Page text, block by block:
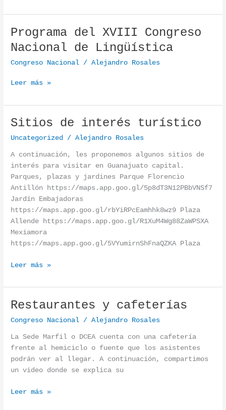
Programa del XVIII Congreso
Nacional de Lingüística
Congreso Nacional /Alejandro Rosales
Programa del XVIII Congreso Nacional de Lingüística
Leer más »
Sitios de interés turístico
Uncategorized /Alejandro Rosales
A continuación, les proponemos algunos sitios de
interés para visitar en Guanajuato capital.
Parques, plazas y jardines Parque Florencio
Antillón https://maps.app.goo.gl/5p8dT3N12PBbVNSf7
Jardín Embajadoras
https://maps.app.goo.gl/rbYiRPcEamhhk8wz9 Plaza
Allende https://maps.app.goo.gl/R1XuM4Wg88ZaWPSXA
Mexiamora
https://maps.app.goo.gl/5VYumirnShFnaQZKA Plaza
Sitios de interés turístico
Leer más »
Restaurantes y cafeterías
Congreso Nacional /Alejandro Rosales
La Sede Marfil o DCEA cuenta con una cafetería
frente al hemiciclo o fuente que los asistentes
podrán ver al llegar. A continuación, compartimos
un video donde se explica su
Restaurantes y cafeterías
Leer más »